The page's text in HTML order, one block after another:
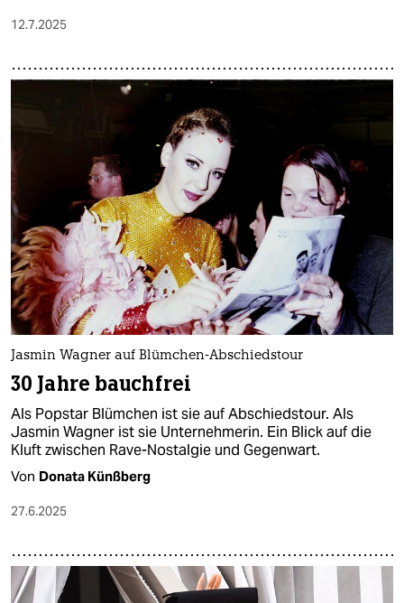
12.7.2025
Jasmin Wagner auf Blümchen-Abschiedstour
30 Jahre bauchfrei
Als Popstar Blümchen ist sie auf Abschiedstour. Als
Jasmin Wagner ist sie Unternehmerin. Ein Blick auf die
Kluft zwischen Rave-Nostalgie und Gegenwart.
Von Donata Künßberg
27.6.2025